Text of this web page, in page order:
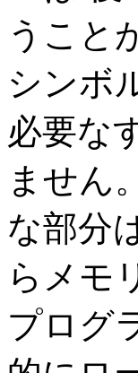
うこと
シンボ
必要な
ません
な部分
らメモ
プログ